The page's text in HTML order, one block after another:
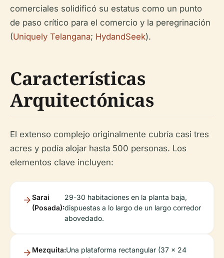
comerciales solidificó su estatus como un punto
de paso crítico para el comercio y la peregrinación
(Uniquely Telangana; HydandSeek).
Características
Arquitectónicas
El extenso complejo originalmente cubría casi tres
acres y podía alojar hasta 500 personas. Los
elementos clave incluyen:
Sarai
(Posada):
29-30 habitaciones en la planta baja,
dispuestas a lo largo de un largo corredor
abovedado.
Mezquita:Una plataforma rectangular (37 x 24